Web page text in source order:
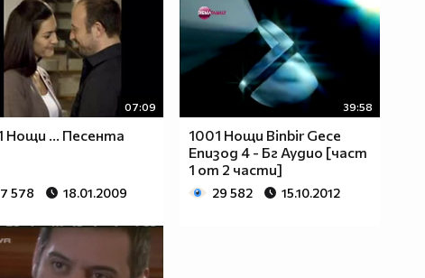
07:09
Нощи ... Песента
578 18.01.2009
39:58
1001 Нощи Binbir Gece
Епизод 4 - Бг Аудио [част
1 от 2 части]
29 582 15.10.2012